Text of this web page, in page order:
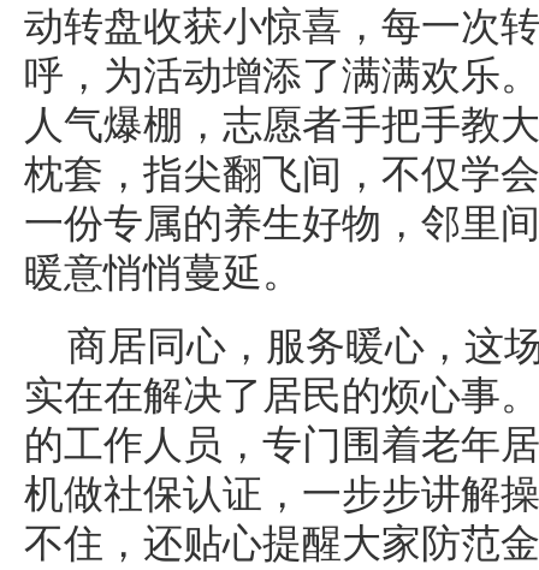
动转盘收获小惊喜，每一次
呼，为活动增添了满满欢乐
人气爆棚，志愿者手把手教
枕套，指尖翻飞间，不仅学
一份专属的养生好物，邻里
暖意悄悄蔓延。
商居同心，服务暖心，这
实在在解决了居民的烦心事
的工作人员，专门围着老年
机做社保认证，一步步讲解
不住，还贴心提醒大家防范